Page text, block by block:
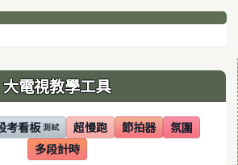
大電視教學工具
)
考看板 測試
開視窗) 超慢跑
(另開視窗)節拍器
(另開視窗)氛圍
(另開視窗)
多段計時
(另開視窗)